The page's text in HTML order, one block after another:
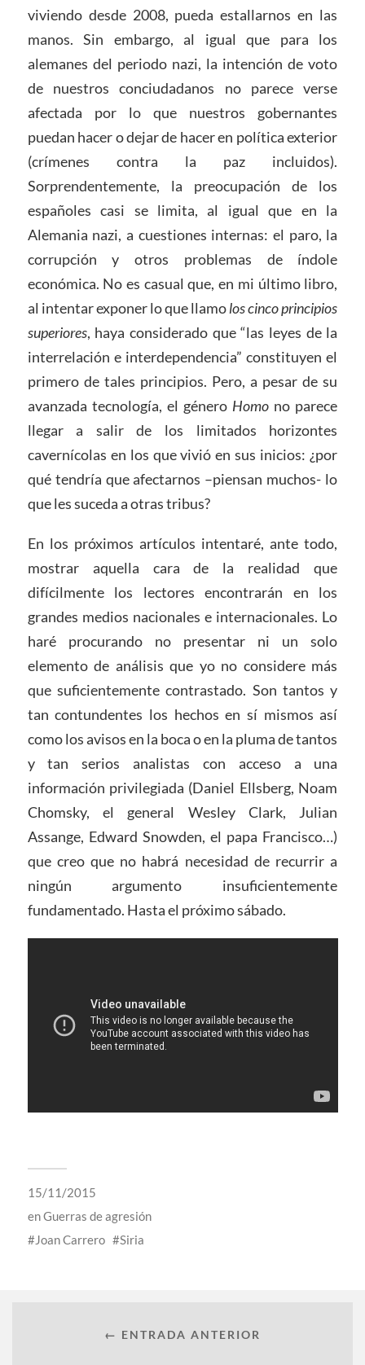
viviendo desde 2008, pueda estallarnos en las
manos. Sin embargo, al igual que para los
alemanes del periodo nazi, la intención de voto
de nuestros conciudadanos no parece verse
afectada por lo que nuestros gobernantes
puedan hacer o dejar de hacer en política exterior
(crímenes contra la paz incluidos).
Sorprendentemente, la preocupación de los
españoles casi se limita, al igual que en la
Alemania nazi, a cuestiones internas: el paro, la
corrupción y otros problemas de índole
económica. No es casual que, en mi último libro,
al intentar exponer lo que llamolos cinco principios
superiores, haya considerado que “las leyes de la
interrelación e interdependencia” constituyen el
primero de tales principios. Pero, a pesar de su
avanzada tecnología, el género Homo no parece
llegar a salir de los limitados horizontes
cavernícolas en los que vivió en sus inicios: ¿por
qué tendría que afectarnos –piensan muchos- lo
que les suceda a otras tribus?
En los próximos artículos intentaré, ante todo,
mostrar aquella cara de la realidad que
difícilmente los lectores encontrarán en los
grandes medios nacionales e internacionales. Lo
haré procurando no presentar ni un solo
elemento de análisis que yo no considere más
que suficientemente contrastado. Son tantos y
tan contundentes los hechos en sí mismos así
como los avisos en la boca o en la pluma de tantos
y tan serios analistas con acceso a una
información privilegiada (Daniel Ellsberg, Noam
Chomsky, el general Wesley Clark, Julian
Assange, Edward Snowden, el papa Francisco…)
que creo que no habrá necesidad de recurrir a
ningún argumento insuficientemente
fundamentado. Hasta el próximo sábado.
15/11/2015
enGuerras de agresión
Joan Carrero
Siria
← ENTRADA ANTERIOR